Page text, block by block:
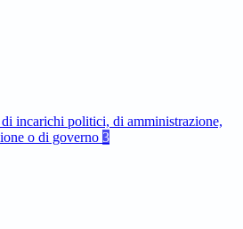
incarichi politici, di amministrazione,
o di governo 3